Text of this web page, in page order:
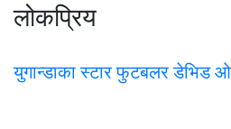
लोकप्रिय
युगान्डाका स्टार फुटबलर डेभिड